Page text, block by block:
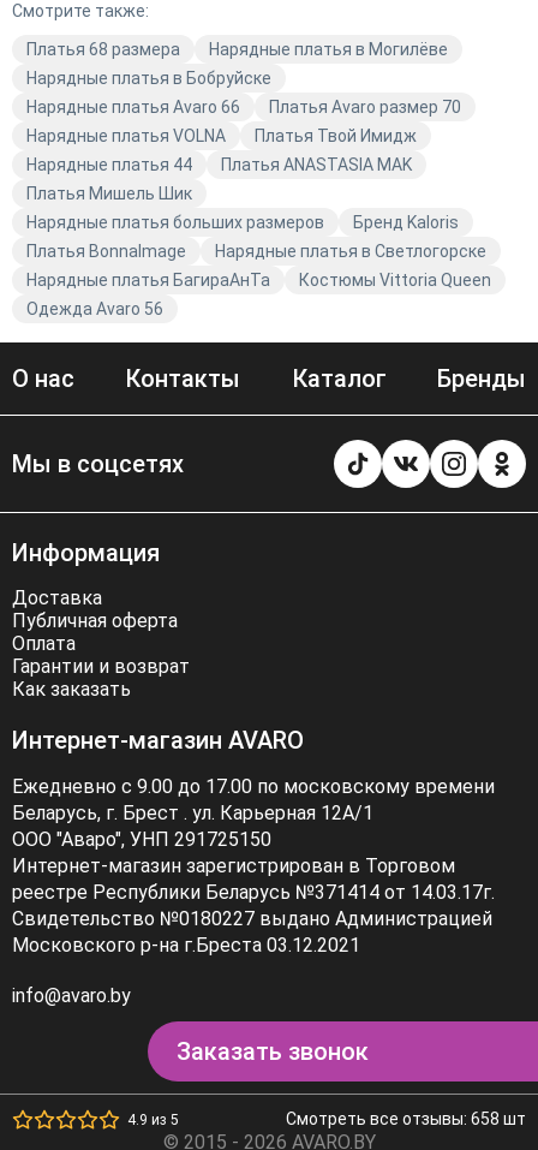
каждой женщине выбрать идеальный вариант для
любого случая. В Avaro мы ценим качество и стиль,
поэтому наша одежда станет отличным дополнением к
вашему гардеробу. Откройте для себя мир моды с
Avaro и подчеркните свою индивидуальность с
нарядами от Kaloris.
Смотрите также:
Платья 68 размера
Нарядные платья в Могилёве
Нарядные платья в Бобруйске
Нарядные платья Avaro 66
Платья Avaro размер 70
Нарядные платья VOLNA
Платья Твой Имидж
Нарядные платья 44
Платья ANASTASIA MAK
Платья Мишель Шик
Нарядные платья больших размеров
Бренд Kaloris
Платья BonnaImage
Нарядные платья в Светлогорске
Нарядные платья БагираАнТа
Костюмы Vittoria Queen
Одежда Avaro 56
О нас Контакты Каталог Бренды
Мы в соцсетях
Информация
Доставка
Публичная оферта
Оплата
Гарантии и возврат
Как заказать
Интернет-магазин AVARO
Ежедневно с 9.00 до 17.00 по московскому времени
Беларусь, г. Брест . ул. Карьерная 12А/1
ООО "Аваро", УНП 291725150
Интернет-магазин зарегистрирован в Торговом
реестре Республики Беларусь №371414 от 14.03.17г.
Свидетельство №0180227 выдано Администрацией
Московского р-на г.Бреста 03.12.2021
info@avaro.by
Заказать звонок
4.9 из 5 Смотреть все отзывы: 658 шт
© 2015 - 2026 AVARO.BY